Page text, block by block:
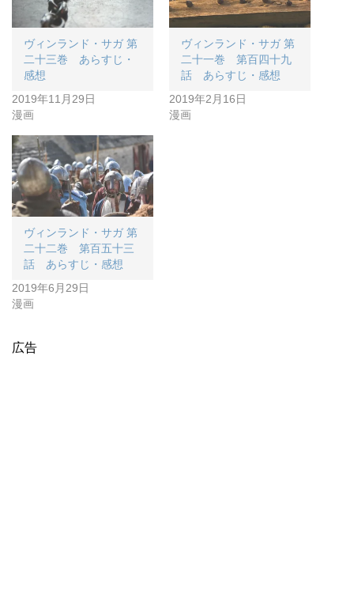
ヴィンランド・サガ 第
二十三巻 あらすじ・
感想
2019年11月29日
漫画
ヴィンランド・サガ 第
二十一巻 第百四十九
話 あらすじ・感想
2019年2月16日
漫画
ヴィンランド・サガ 第
二十二巻 第百五十三
話 あらすじ・感想
2019年6月29日
漫画
広告